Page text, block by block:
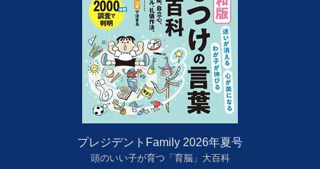
プレジデントFamily 2026年夏号
頭のいい子が育つ「育脳」大百科